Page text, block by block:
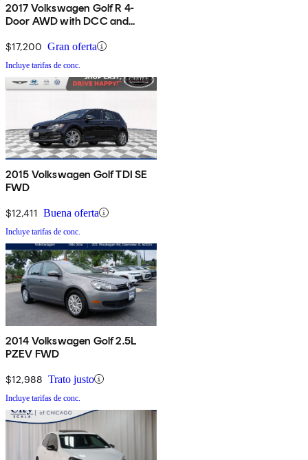
2017 Volkswagen Golf R 4-
Door AWD with DCC and
$17,200 Gran oferta
Incluye tarifas de conc.
2015 Volkswagen Golf TDI SE
FWD
$12,411 Buena oferta
Incluye tarifas de conc.
2014 Volkswagen Golf 2.5L
PZEV FWD
$12,988 Trato justo
Incluye tarifas de conc.